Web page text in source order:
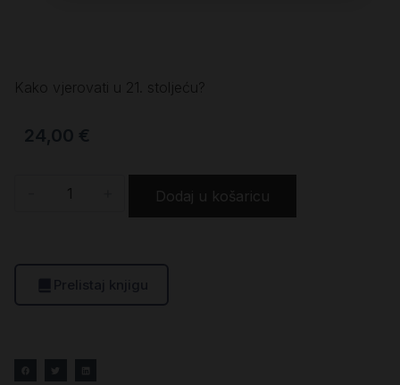
Kako vjerovati u 21. stoljeću?
24,00 €
Dodaj u košaricu